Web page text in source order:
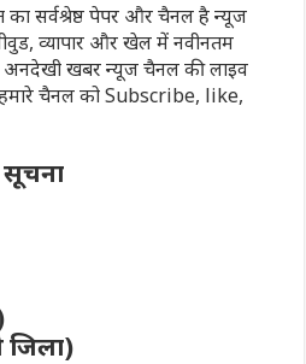
सर्वश्रेष्ठ पेपर और चैनल है न्यूज
व्यापार और खेल में नवीनतम
अनदेखी खबर न्यूज चैनल की लाइव
चैनल को Subscribe, like,
जिला)